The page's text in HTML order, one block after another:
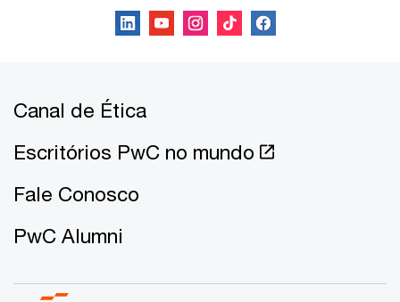
Canal de Ética
Escritórios PwC no mundo
Fale Conosco
PwC Alumni